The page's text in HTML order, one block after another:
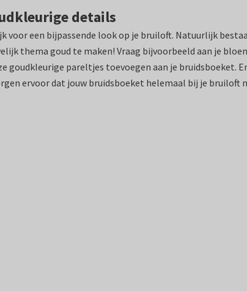
details
een bijpassende look op je bruiloft. Natuurlijk
thema goud te maken! Vraag bijvoorbeeld aan je
goudkleurige pareltjes toevoegen aan je bruidsboeket.
ervoor dat jouw bruidsboeket helemaal bij je bruiloft